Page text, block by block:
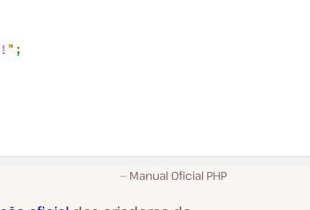
Manual Oficial PHP